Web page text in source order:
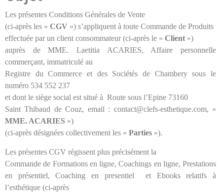
Les présentes Conditions Générales de Vente
(ci-après les « CGV ») s’appliquent à toute Commande de Produits
effectuée par un client consommateur (ci-après le « Client »)
auprès de MME. Laetitia ACARIES, Affaire personnelle
commerçant, immatriculé au
Registre du Commerce et des Sociétés de Chambery sous le
numéro 534 552 237
et dont le siège social est situé à Route sous l’Epine 73160
Saint Thibaud de Couz, email : contact@clefs-esthetique.com, «
MME. ACARIES »)
(ci-après désignées collectivement les « Parties »).
Les présentes CGV régissent plus précisément la
Commande de Formations en ligne, Coachings en ligne, Prestations
en présentiel, Coaching en presentiel et Ebooks relatifs à
l’esthétique (ci-après